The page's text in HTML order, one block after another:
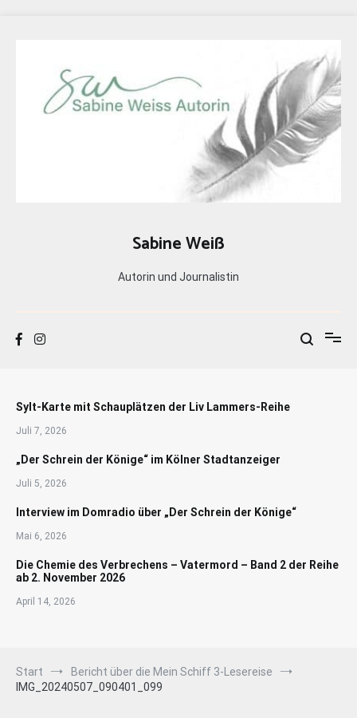
Sabine Weiß
Autorin und Journalistin
Sylt-Karte mit Schauplätzen der Liv Lammers-Reihe
Juli 7, 2026
„Der Schrein der Könige“ im Kölner Stadtanzeiger
Juli 5, 2026
Interview im Domradio über „Der Schrein der Könige“
Mai 6, 2026
Die Chemie des Verbrechens – Vatermord – Band 2 der Reihe
ab 2. November 2026
April 14, 2026
Start
Bericht über die Mein Schiff 3-Lesereise
IMG_20240507_090401_099